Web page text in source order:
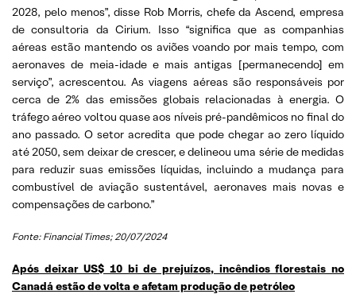
2028, pelo menos”, disse Rob Morris, chefe da Ascend, empresa
de consultoria da Cirium. Isso “significa que as companhias
aéreas estão mantendo os aviões voando por mais tempo, com
aeronaves de meia-idade e mais antigas [permanecendo] em
serviço”, acrescentou. As viagens aéreas são responsáveis por
cerca de 2% das emissões globais relacionadas à energia. O
tráfego aéreo voltou quase aos níveis pré-pandêmicos no final do
ano passado. O setor acredita que pode chegar ao zero líquido
até 2050, sem deixar de crescer, e delineou uma série de medidas
para reduzir suas emissões líquidas, incluindo a mudança para
combustível de aviação sustentável, aeronaves mais novas e
compensações de carbono.”
Fonte: Financial Times; 20/07/2024
Após deixar US$ 10 bi de prejuízos, incêndios florestais no
Canadá estão de volta e afetam produção de petróleo